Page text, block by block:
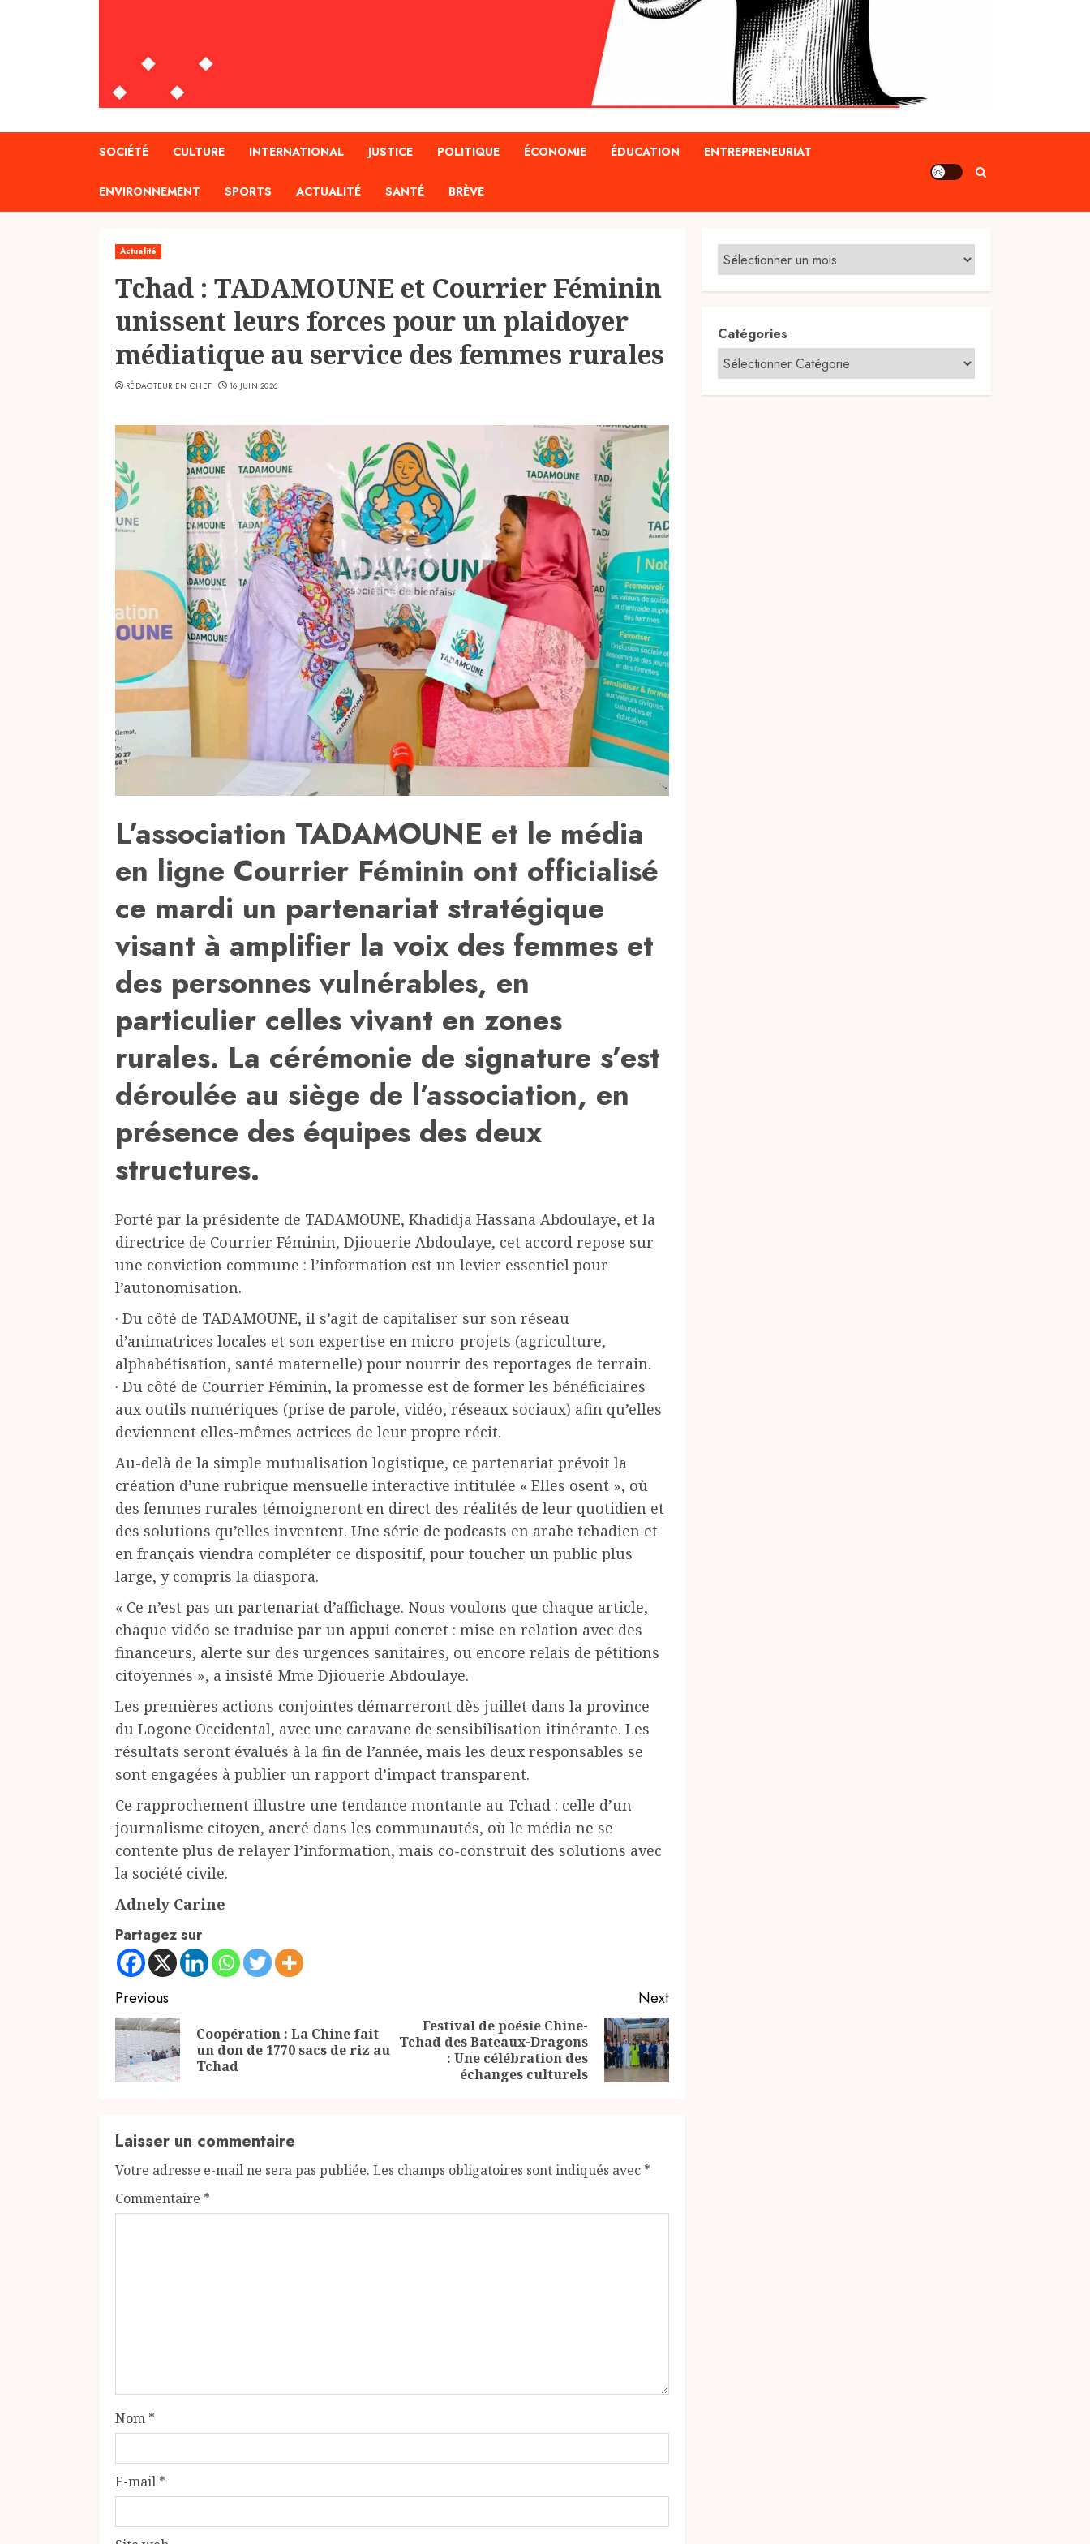
SOCIÉTÉ CULTURE INTERNATIONAL JUSTICE POLITIQUE ÉCONOMIE ÉDUCATION ENTREPRENEURIAT
ENVIRONNEMENT SPORTS ACTUALITÉ SANTÉ BRÈVE
Actualité
Tchad : TADAMOUNE et Courrier Féminin
unissent leurs forces pour un plaidoyer
médiatique au service des femmes rurales
RÉDACTEUR EN CHEF 16 JUIN 2026
L’association TADAMOUNE et le média
en ligne Courrier Féminin ont officialisé
ce mardi un partenariat stratégique
visant à amplifier la voix des femmes et
des personnes vulnérables, en
particulier celles vivant en zones
rurales. La cérémonie de signature s’est
déroulée au siège de l’association, en
présence des équipes des deux
structures.
Porté par la présidente de TADAMOUNE, Khadidja Hassana Abdoulaye, et la
directrice de Courrier Féminin, Djiouerie Abdoulaye, cet accord repose sur
une conviction commune : l’information est un levier essentiel pour
l’autonomisation.
· Du côté de TADAMOUNE, il s’agit de capitaliser sur son réseau
d’animatrices locales et son expertise en micro-projets (agriculture,
alphabétisation, santé maternelle) pour nourrir des reportages de terrain.
· Du côté de Courrier Féminin, la promesse est de former les bénéficiaires
aux outils numériques (prise de parole, vidéo, réseaux sociaux) afin qu’elles
deviennent elles-mêmes actrices de leur propre récit.
Au-delà de la simple mutualisation logistique, ce partenariat prévoit la
création d’une rubrique mensuelle interactive intitulée « Elles osent », où
des femmes rurales témoigneront en direct des réalités de leur quotidien et
des solutions qu’elles inventent. Une série de podcasts en arabe tchadien et
en français viendra compléter ce dispositif, pour toucher un public plus
large, y compris la diaspora.
« Ce n’est pas un partenariat d’affichage. Nous voulons que chaque article,
chaque vidéo se traduise par un appui concret : mise en relation avec des
financeurs, alerte sur des urgences sanitaires, ou encore relais de pétitions
citoyennes », a insisté Mme Djiouerie Abdoulaye.
Les premières actions conjointes démarreront dès juillet dans la province
du Logone Occidental, avec une caravane de sensibilisation itinérante. Les
résultats seront évalués à la fin de l’année, mais les deux responsables se
sont engagées à publier un rapport d’impact transparent.
Ce rapprochement illustre une tendance montante au Tchad : celle d’un
journalisme citoyen, ancré dans les communautés, où le média ne se
contente plus de relayer l’information, mais co-construit des solutions avec
la société civile.
Adnely Carine
Partagez sur
Continue
Reading
Previous
Previous
Coopération : La Chine fait
un don de 1770 sacs de riz au
Tchad
Next
Next
Festival de poésie Chine-
Tchad des Bateaux-Dragons
: Une célébration des
échanges culturels
Laisser un commentaire
Votre adresse e-mail ne sera pas publiée. Les champs obligatoires sont indiqués avec *
Commentaire *
Nom *
E-mail *
Catégories